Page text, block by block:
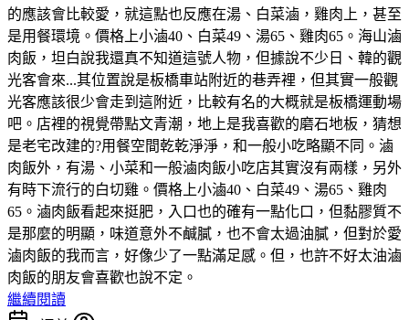
的應該會比較愛，就這點也反應在湯、白菜滷，雞肉上，甚至
是用餐環境。價格上小滷40、白菜49、湯65、雞肉65。海山滷
肉飯，坦白說我還真不知道這號人物，但據說不少日、韓的觀
光客會來...其位置說是板橋車站附近的巷弄裡，但其實一般觀
光客應該很少會走到這附近，比較有名的大概就是板橋運動場
吧。店裡的視覺帶點文青潮，地上是我喜歡的磨石地板，猜想
是老宅改建的?用餐空間乾乾淨淨，和一般小吃略顯不同。滷
肉飯外，有湯、小菜和一般滷肉飯小吃店其實沒有兩樣，另外
有時下流行的白切雞。價格上小滷40、白菜49、湯65、雞肉
65。滷肉飯看起來挺肥，入口也的確有一點化口，但黏膠質不
是那麼的明顯，味道意外不鹹膩，也不會太過油膩，但對於愛
滷肉飯的我而言，好像少了一點滿足感。但，也許不好太油滷
肉飯的朋友會喜歡也說不定。
繼續閱讀